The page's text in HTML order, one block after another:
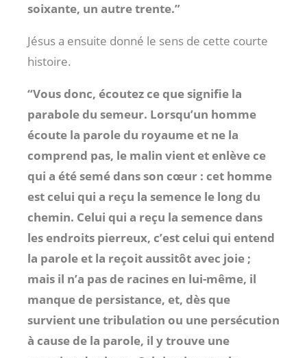
soixante, un autre trente.”
Jésus a ensuite donné le sens de cette courte
histoire.
“Vous donc, écoutez ce que signifie la
parabole du semeur. Lorsqu’un homme
écoute la parole du royaume et ne la
comprend pas, le malin vient et enlève ce
qui a été semé dans son cœur : cet homme
est celui qui a reçu la semence le long du
chemin. Celui qui a reçu la semence dans
les endroits pierreux, c’est celui qui entend
la parole et la reçoit aussitôt avec joie ;
mais il n’a pas de racines en lui-même, il
manque de persistance, et, dès que
survient une tribulation ou une persécution
à cause de la parole, il y trouve une